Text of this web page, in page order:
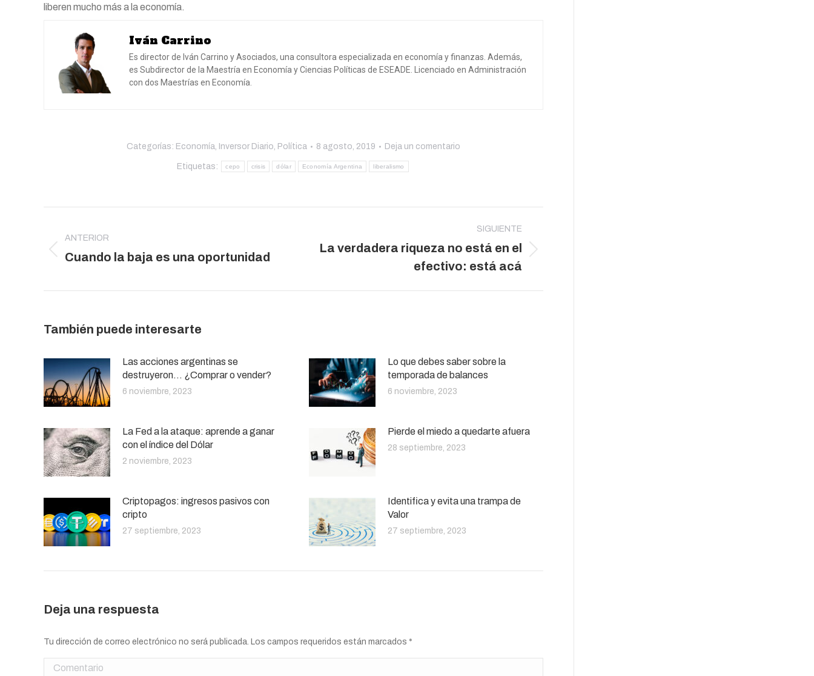
liberen mucho más a la economía.
Iván Carrino
Es director de Iván Carrino y Asociados, una consultora especializada en economía y finanzas. Además,
es Subdirector de la Maestría en Economía y Ciencias Políticas de ESEADE. Licenciado en Administración
con dos Maestrías en Economía.
Categorías: Economía, Inversor Diario, Política 8 agosto, 2019 Deja un comentario
Etiquetas: cepo crisis dólar Economía Argentina liberalismo
entre
publicaciones
ANTERIOR
Publicación
Cuando la baja es una oportunidad
SIGUIENTE
Publicación
La verdadera riqueza no está en el
efectivo: está acá
También puede interesarte
Las acciones argentinas se
destruyeron… ¿Comprar o vender?
6 noviembre, 2023
Lo que debes saber sobre la
temporada de balances
6 noviembre, 2023
La Fed a la ataque: aprende a ganar
con el índice del Dólar
2 noviembre, 2023
Pierde el miedo a quedarte afuera
28 septiembre, 2023
Criptopagos: ingresos pasivos con
cripto
27 septiembre, 2023
Identifica y evita una trampa de
Valor
27 septiembre, 2023
Deja una respuesta
Tu dirección de correo electrónico no será publicada. Los campos requeridos están marcados *
Comentario